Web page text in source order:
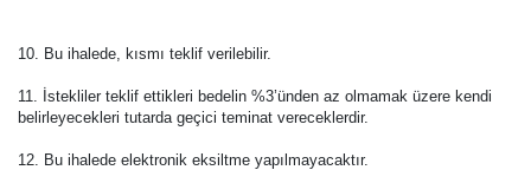
10. Bu ihalede, kısmı teklif verilebilir.
11. İstekliler teklif ettikleri bedelin %3’ünden az olmamak üzere kendi
belirleyecekleri tutarda geçici teminat vereceklerdir.
12. Bu ihalede elektronik eksiltme yapılmayacaktır.